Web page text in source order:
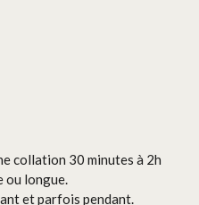
collation 30 minutes à 2h
ou longue.
et parfois pendant.